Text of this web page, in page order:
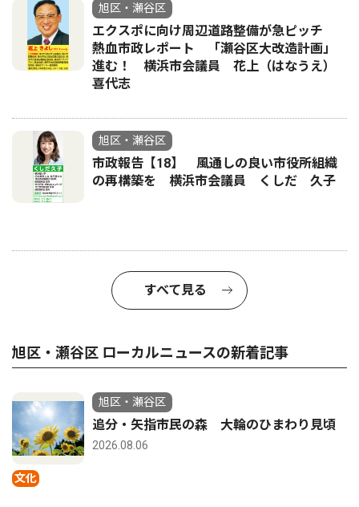
旭区・瀬谷区
エクスポに向け周辺道路整備が急ピッチ
熱血市政レポート 「瀬谷区大改造計画」
進む！ 横浜市会議員 花上（はなうえ）
喜代志
旭区・瀬谷区
市政報告【18】 風通しの良い市役所組織
の再構築を 横浜市会議員 くしだ 久子
すべて見る
旭区・瀬谷区 ローカルニュースの新着記事
文化
旭区・瀬谷区
追分・矢指市民の森 大輪のひまわり見頃
2026.08.06